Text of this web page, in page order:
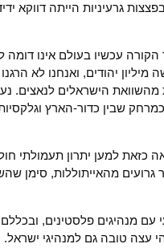
גרעיניות הייתה דווקא
עכשיו בעולם אינו דומה
מיליון יהודים, ואנחנו לא
הישראלים לנאצים.
שבין כדור-הארץ
כזאת למען יתרון תעמולתי
גרועים מהאייתוללות, סימן
עם מנהיגים פלסטינים,
עצה טובה גם למנהיגי ישראל.